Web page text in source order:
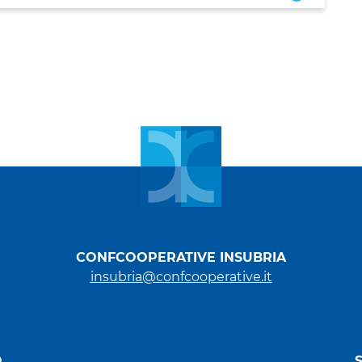
CONFCOOPERATIVE INSUBRIA
insubria@confcooperative.it